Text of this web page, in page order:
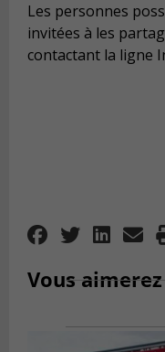
Les personnes
invitées à les
contactant la ligne
Vous